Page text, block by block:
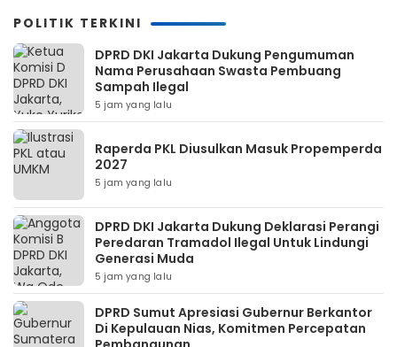
POLITIK TERKINI
DPRD DKI Jakarta Dukung Pengumuman
Nama Perusahaan Swasta Pembuang
Sampah Ilegal
5 jam yang lalu
Raperda PKL Diusulkan Masuk Propemperda
2027
5 jam yang lalu
DPRD DKI Jakarta Dukung Deklarasi Perangi
Peredaran Tramadol Ilegal Untuk Lindungi
Generasi Muda
5 jam yang lalu
DPRD Sumut Apresiasi Gubernur Berkantor
Di Kepulauan Nias, Komitmen Percepatan